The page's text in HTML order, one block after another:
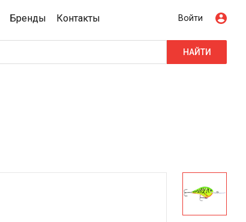
Бренды Контакты Войти
НАЙТИ